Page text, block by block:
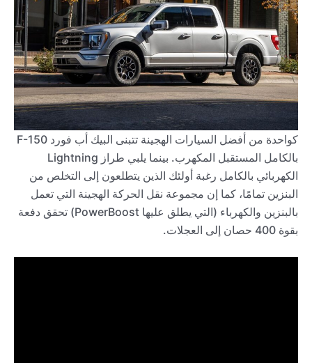
كواحدة من أفضل السيارات الهجينة تتبنى البيك أب فورد F-150
بالكامل المستقبل المكهرب. بينما يلبي طراز Lightning
الكهربائي بالكامل رغبة أولئك الذين يتطلعون إلى التخلص من
البنزين تمامًا، كما إن مجموعة نقل الحركة الهجينة التي تعمل
بالبنزين والكهرباء (التي يطلق عليها PowerBoost) تحقق دفعة
بقوة 400 حصان إلى العجلات.